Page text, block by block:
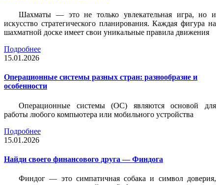
Шахматы — это не только увлекательная игра, но и
искусство стратегического планирования. Каждая фигура на
шахматной доске имеет свои уникальные правила движения
Подробнее
15.01.2026
Операционные системы разных стран: разнообразие и
особенности
Операционные системы (ОС) являются основой для
работы любого компьютера или мобильного устройства
Подробнее
15.01.2026
Найди своего финансового друга — Финдога
Финдог — это симпатичная собака и символ доверия,